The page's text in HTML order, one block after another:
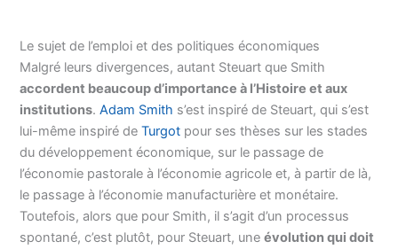
Le sujet de l’emploi et des politiques économiques
Malgré leurs divergences, autant Steuart que Smith
accordent beaucoup d’importance à l’Histoire et aux
institutions.Adam Smith s’est inspiré de Steuart, qui s’est
lui-même inspiré deTurgot pour ses thèses sur les stades
du développement économique, sur le passage de
l’économie pastorale à l’économie agricole et, à partir de là,
le passage à l’économie manufacturière et monétaire.
Toutefois, alors que pour Smith, il s’agit d’un processus
spontané, c’est plutôt, pour Steuart, uneévolution qui doit